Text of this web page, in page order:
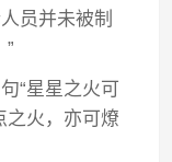
员并未被制
”
“星星之火可
火，亦可燎